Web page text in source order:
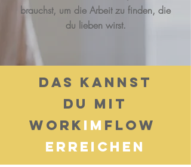
brauchst, um die Arbeit zu finden, die
du lieben wirst.
Das kannst
du mit
Work im Flow
Erreichen